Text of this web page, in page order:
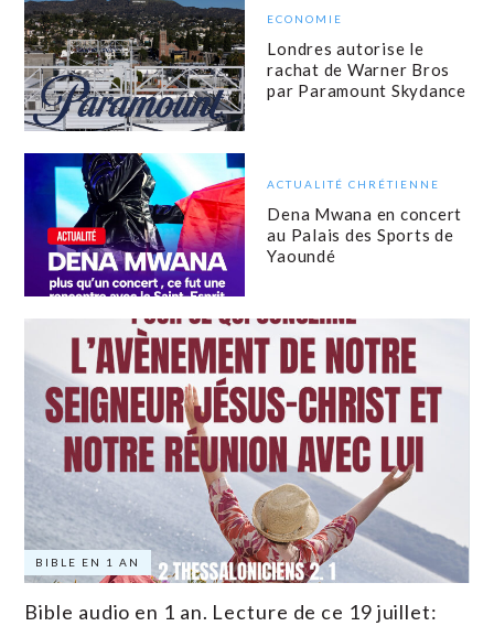
ECONOMIE
Londres autorise le
rachat de Warner Bros
par Paramount Skydance
ACTUALITÉ CHRÉTIENNE
Dena Mwana en concert
au Palais des Sports de
Yaoundé
BIBLE EN 1 AN
Bible audio en 1 an. Lecture de ce 19 juillet: